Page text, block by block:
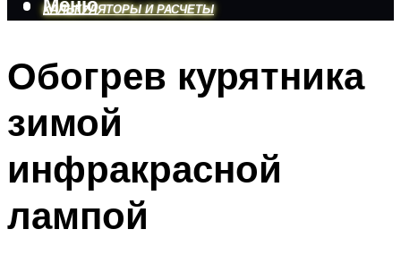
КАЛЬКУЛЯТОРЫ И РАСЧЕТЫ
Меню
Обогрев курятника
зимой
инфракрасной
лампой